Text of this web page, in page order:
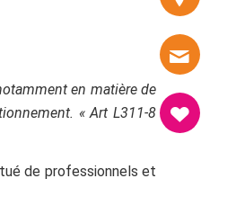
en matière de
« Art L311-8
de professionnels et